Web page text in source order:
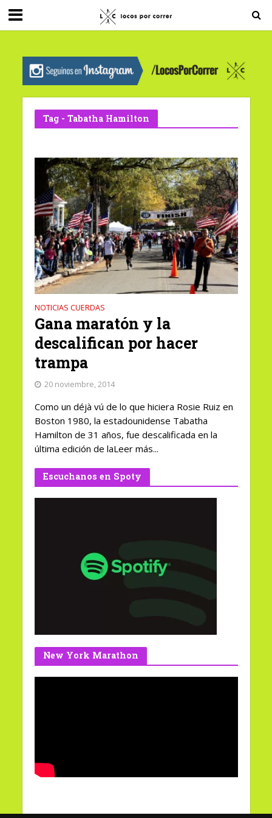
G-0X2PD3RFLV
Tag - Tabatha Hamilton
NOTICIAS CUERDAS
Gana maratón y la
descalifican por hacer
trampa
20 noviembre, 2014
Como un déjà vú de lo que hiciera Rosie Ruiz en
Boston 1980, la estadounidense Tabatha
Hamilton de 31 años, fue descalificada en la
última edición de laLeer más...
Escuchanos en Spoty
New York Marathon